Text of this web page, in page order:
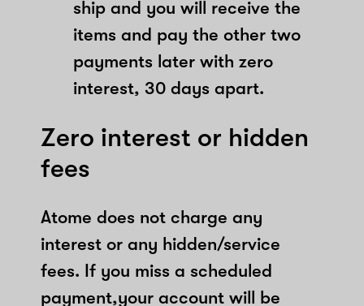
ship and you will receive the
items and pay the other two
payments later with zero
interest, 30 days apart.
Zero interest or hidden
fees
Atome does not charge any
interest or any hidden/service
fees. If you miss a scheduled
payment,your account will be